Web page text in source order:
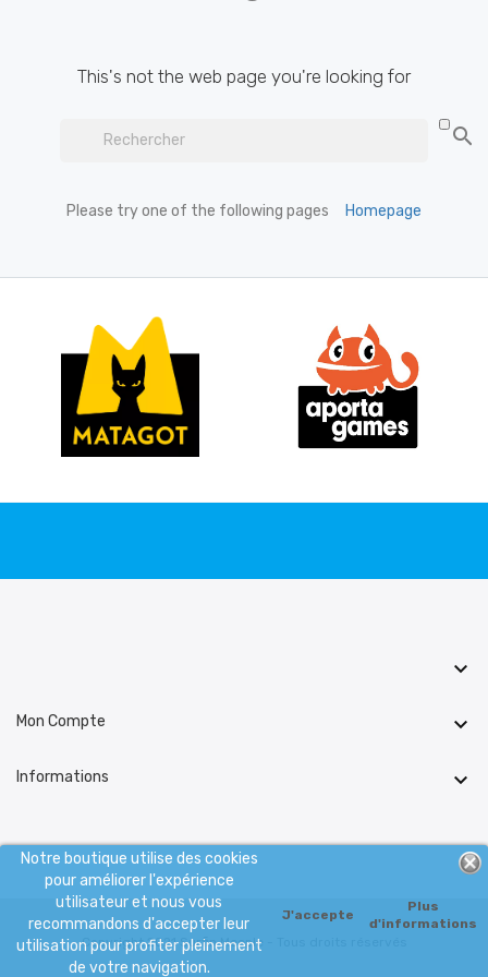
Notre boutique utilise des cookies
pour améliorer l'expérience
utilisateur et nous vous
recommandons d'accepter leur
utilisation pour profiter pleinement
de votre navigation.
J'accepte
Plus
d'informations
This's not the web page you're looking for

Please try one of the following pages Homepage

Mon Compte 
Informations 
Copyright 2021 Surfin Meeple - Tous droits réservés